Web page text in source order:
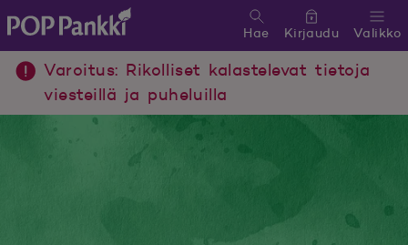
POP Pankki, etusivulle
Valikko
Hae Kirjaudu
Varoitus: Rikolliset kalastelevat tietoja
viesteillä ja puheluilla